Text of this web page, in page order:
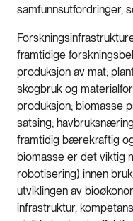
samfunnsutfordringer,
framtidige
produksjon av mat;
skogbruk og
produksjon; biomasse
satsing;
framtidig bærekraftig
biomasse er det viktig
robotisering) innen
utviklingen av
infrastruktur,